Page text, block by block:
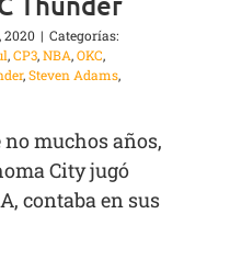
2020 | Categorías:
,CP3,NBA,OKC,
,Steven Adams,
muchos años,
City jugó
contaba en sus